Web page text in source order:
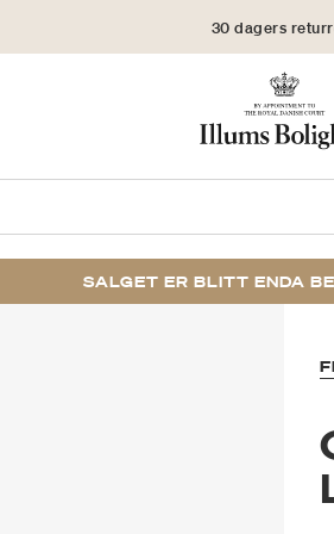
30 dagers
SALGET ER BLITT ENDA